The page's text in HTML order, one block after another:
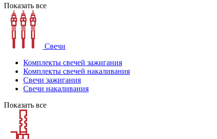
Показать все
Свечи
Комплекты свечей зажигания
Комплекты свечей накаливания
Свечи зажигания
Свечи накаливания
Показать все